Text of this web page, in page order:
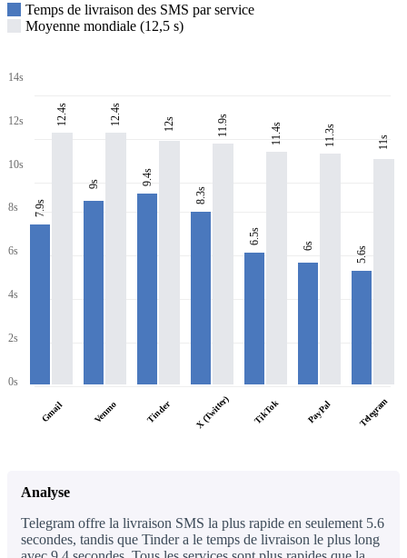
Temps de livraison des SMS par service
Moyenne mondiale (12,5 s)
14s
12s
10s
8s
6s
4s
2s
0s
7.9s
12.4s
Gmail
9s
12.4s
Venmo
9.4s
12s
Tinder
8.3s
11.9s
X (Twitter)
6.5s
11.4s
TikTok
6s
11.3s
PayPal
5.6s
11s
Telegram
Analyse
Telegram offre la livraison SMS la plus rapide en seulement 5.6
secondes, tandis que Tinder a le temps de livraison le plus long